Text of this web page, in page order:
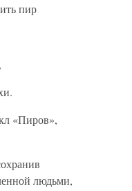
пир
«Пиров»,
людьми,